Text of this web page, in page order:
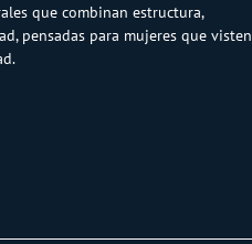
que combinan estructura,
pensadas para mujeres que visten